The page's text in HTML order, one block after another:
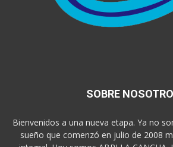
SOBRE
Bienvenidos a una nueva etapa. Ya no
sueño que comenzó en julio de 2008